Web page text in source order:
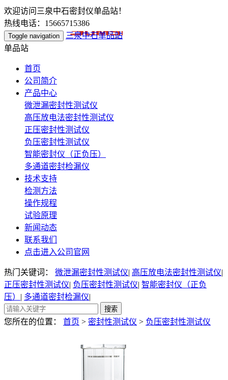
欢迎访问三泉中石密封仪单品站！
热线电话：15665715386
Toggle navigation
三泉中石单品站
单品站
首页
公司简介
产品中心
微泄漏密封性测试仪
高压放电法密封性测试仪
正压密封性测试仪
负压密封性测试仪
智能密封仪（正负压）
多通道密封检漏仪
技术支持
检测方法
操作规程
试验原理
新闻动态
联系我们
点击进入公司官网
热门关键词： 微泄漏密封性测试仪| 高压放电法密封性测试仪|
正压密封性测试仪| 负压密封性测试仪| 智能密封仪（正负
压） | 多通道密封检漏仪|
您所在的位置： 首页 > 密封性测试仪 > 负压密封性测试仪